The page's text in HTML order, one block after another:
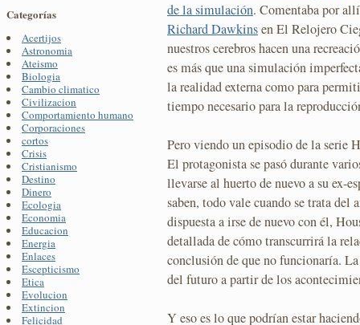
Categorías
Acertijos
Astronomia
Ateismo
Biologia
Cambio climatico
Civilizacion
Comportamiento humano
Corporaciones
cortos
Crisis
Cristianismo
Destino
Dinero
Ecologia
Economia
Educacion
Energia
Enlaces
Escepticismo
Etica
Evolucion
Extincion
Felicidad
de la simulación. Comentaba por
Richard Dawkinsen El Relojero
nuestros cerebros hacen una
es más que una simulación
la realidad externa como para
tiempo necesario para la
Pero viendo un episodio de la serie
El protagonista se pasó durante
llevarse al huerto de nuevo a su ex-
saben, todo vale cuando se trata del
dispuesta a irse de nuevo con él,
detallada de cómo transcurrirá la
conclusión de que no funcionaría.
del futuro a partir de los
Y eso es lo que podrían estar